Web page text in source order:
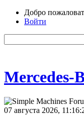
Добро
Войти
Mercedes-
07 августа 2026,